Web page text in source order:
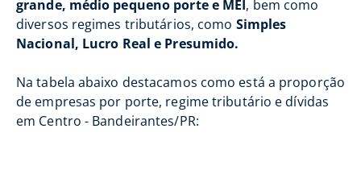
grande, médio pequeno porte e MEI, bem como
diversos regimes tributários, como Simples
Nacional, Lucro Real e Presumido.
Na tabela abaixo destacamos como está a proporção
de empresas por porte, regime tributário e dívidas
em Centro - Bandeirantes/PR: